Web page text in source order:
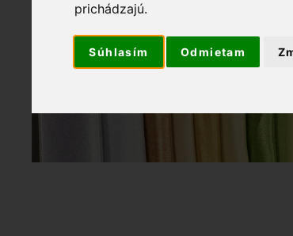
prichádzajú.
Súhlasím Odmietam